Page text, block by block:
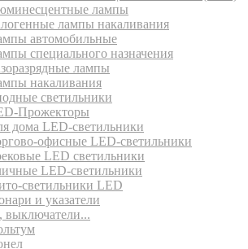
лампы
лампы накаливания
автомобильные
специального назначения
лампы
накаливания
светильники
Прожекторы
дома LED-светильники
офисные LED-светильники
LED светильники
LED-светильники
светильники LED
и указатели
выключатели...